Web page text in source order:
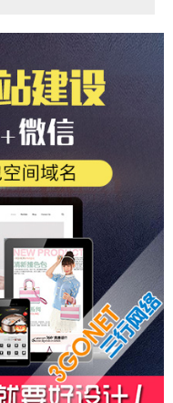
青岛 天津 成都 重庆
西安
国外网站制作 国外独
！ 做国外网站多少